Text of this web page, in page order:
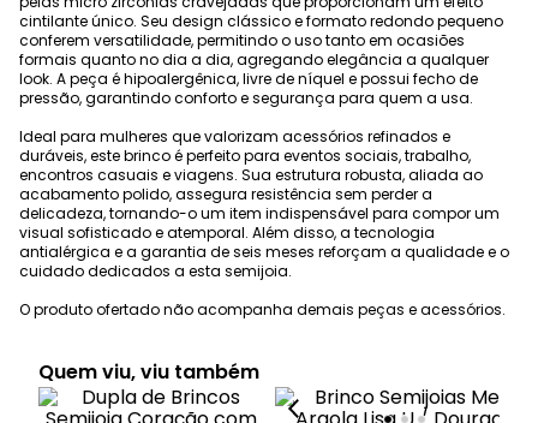
cintilante único. Seu design clássico e formato redondo pequeno
conferem versatilidade, permitindo o uso tanto em ocasiões
formais quanto no dia a dia, agregando elegância a qualquer
look. A peça é hipoalergênica, livre de níquel e possui fecho de
pressão, garantindo conforto e segurança para quem a usa.
Ideal para mulheres que valorizam acessórios refinados e
duráveis, este brinco é perfeito para eventos sociais, trabalho,
encontros casuais e viagens. Sua estrutura robusta, aliada ao
acabamento polido, assegura resistência sem perder a
delicadeza, tornando-o um item indispensável para compor um
visual sofisticado e atemporal. Além disso, a tecnologia
antialérgica e a garantia de seis meses reforçam a qualidade e o
cuidado dedicados a esta semijoia.
O produto ofertado não acompanha demais peças e acessórios.
Quem viu, viu também